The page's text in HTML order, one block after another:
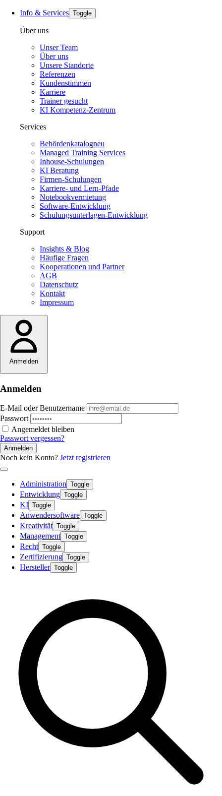
Info & Services Toggle
Über uns
Unser Team
Über uns
Unsere Standorte
Referenzen
Kundenstimmen
Karriere
Trainer gesucht
KI Kompetenz-Zentrum
Services
Behördenkatalogneu
Managed Training Services
Inhouse-Schulungen
KI Beratung
Firmen-Schulungen
Karriere- und Lern-Pfade
Notebookvermietung
Software-Entwicklung
Schulungsunterlagen-Entwicklung
Support
Insights & Blog
Häufige Fragen
Kooperationen und Partner
AGB
Datenschutz
Kontakt
Impressum
Anmelden
Anmelden
E-Mail oder Benutzername
Passwort
Angemeldet bleiben
Passwort vergessen?
Anmelden
Noch kein Konto? Jetzt registrieren
Administration Toggle
Entwicklung Toggle
KI Toggle
Anwendersoftware Toggle
Kreativität Toggle
Management Toggle
Recht Toggle
Zertifizierung Toggle
Hersteller Toggle